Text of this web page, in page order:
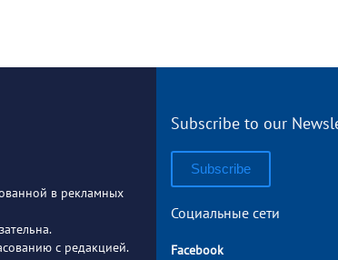
в рекламных
с редакцией.
Subscribe to our
Subscribe
Социальные сети
Facebook